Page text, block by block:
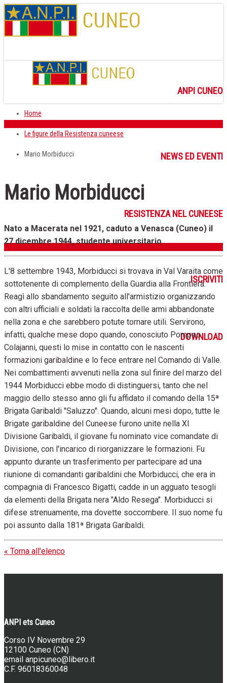
ANPI CUNEO
NEWS ED EVENTI
RESISTENZA NEL CUNEESE
ISCRIVITI
DOWNLOAD
Home
Le figure della Resistenza cuneese
Mario Morbiducci
Mario Morbiducci
Nato a Macerata nel 1921, caduto a Venasca (Cuneo) il
27 dicembre 1944, studente universitario.
L'8 settembre 1943, Morbiducci si trovava in Val Varaita come
sottotenente di complemento della Guardia alla Frontiera.
Reagì allo sbandamento seguito all'armistizio organizzando
con altri ufficiali e soldati la raccolta delle armi abbandonate
nella zona e che sarebbero potute tornare utili. Servirono,
infatti, qualche mese dopo quando, conosciuto Pompeo
Colajanni, questi lo mise in contatto con le nascenti
formazioni garibaldine e lo fece entrare nel Comando di Valle.
Nei combattimenti avvenuti nella zona sul finire del marzo del
1944 Morbiducci ebbe modo di distinguersi, tanto che nel
maggio dello stesso anno gli fu affidato il comando della 15ª
Brigata Garibaldi "Saluzzo". Quando, alcuni mesi dopo, tutte le
Brigate garibaldine del Cuneese furono unite nella XI
Divisione Garibaldi, il giovane fu nominato vice comandate di
Divisione, con l'incarico di riorganizzare le formazioni. Fu
appunto durante un trasferimento per partecipare ad una
riunione di comandanti garibaldini che Morbiducci, che era in
compagnia di Francesco Bigatti, cadde in un agguato tesogli
da elementi della Brigata nera "Aldo Resega". Morbiducci si
difese strenuamente, ma dovette soccombere. Il suo nome fu
poi assunto dalla 181ª Brigata Garibaldi.
« Torna all'elenco
ANPI ets Cuneo
Corso IV Novembre 29
12100 Cuneo (CN)
email anpicuneo@libero.it
C.F. 96018360048